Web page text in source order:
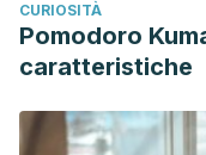
CURIOSITÀ
Pomodoro
caratteristiche